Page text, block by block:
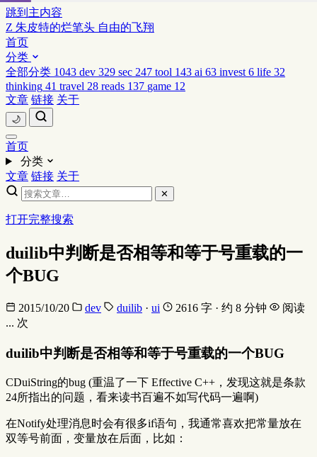
跳到主内容
Z 朱皮特的烂笔头 自由的飞翔
首页
分类
全部分类 1043 dev 329 sec 247 tool 143 ai 63 invest 6 life 32
thinking 41 travel 28 reads 137 game 12
文章 链接 关于
🌙
首页
分类
文章 链接 关于
✕
打开完整搜索
duilib中判断是否相等和等于号重载的一
个BUG
2015/10/20 dev duilib · ui 2616 字 · 约 8 分钟
阅读
... 次
duilib中判断是否相等和等于号重载的一个BUG
CDuiString的bug (重温了一下 Effective C++，发现这就是条款
24所指出的问题，看来读书百遍不如写代码一遍啊)
在Notify处理消息时会有很多if语句，我通常喜欢把常量放在
双等号前面，变量放在后面，比如：